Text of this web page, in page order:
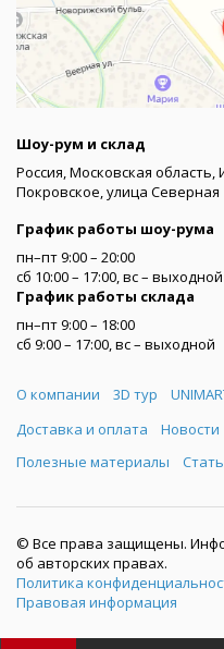
Шоу-рум и склад
Россия, Московская
Покровское, улица Северная
График работы шоу-рума
пн–пт 9:00 – 20:00
сб 10:00 – 17:00, вс – выходной
График работы склада
пн–пт 9:00 – 18:00
сб 9:00 – 17:00, вс – выходной
Меню
О компании 3D тур
Доставка и оплата
Новости
Полезные материалы
© Все права защищены.
об авторских правах.
Политика
Правовая информация